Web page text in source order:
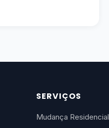
SERVIÇOS
Mudança Residencial